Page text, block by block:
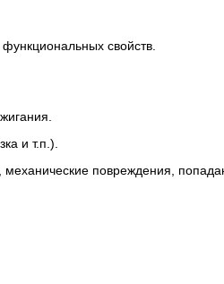
свойств.
и т.п.).
повреждения,